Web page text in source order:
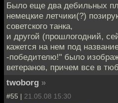
Было еще два дебильных
немецкие летчики(?)
советского танка,
и другой (прошлогодний,
кажется на нем под
-победителю!" было
ветеранов, причем все в
twoborg »
#55 | 21.05.08 15:30